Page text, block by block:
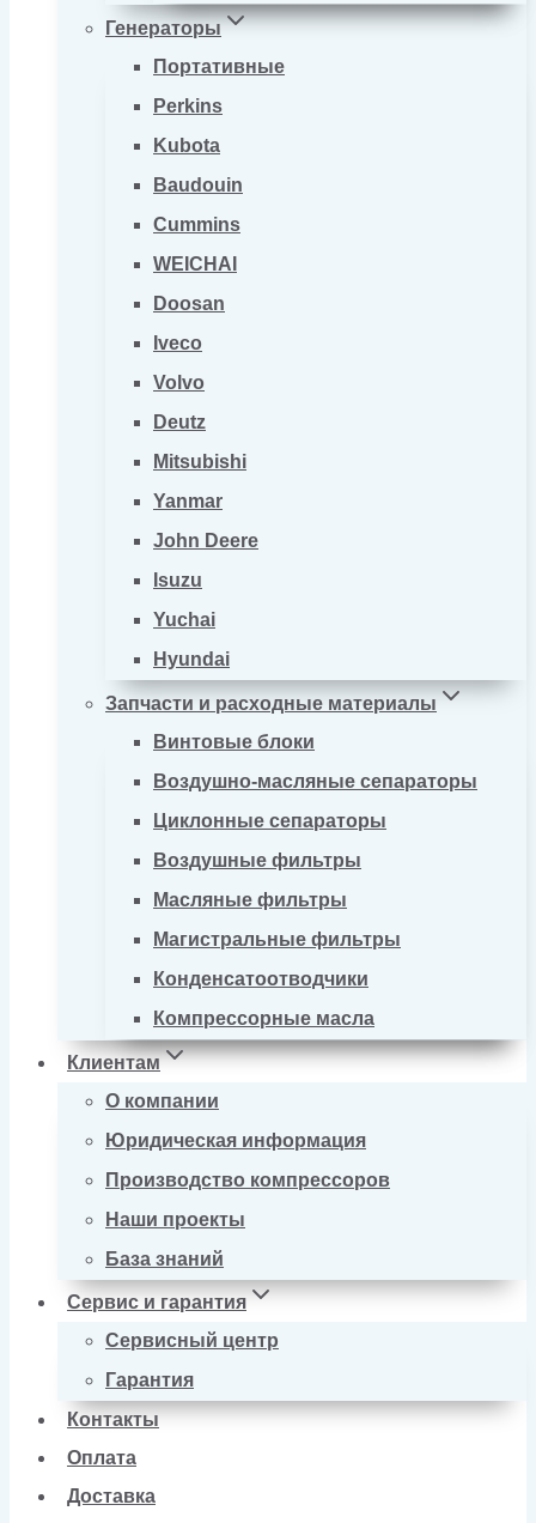
Генераторы
Портативные
Perkins
Kubota
Baudouin
Cummins
WEICHAI
Doosan
Iveco
Volvo
Deutz
Mitsubishi
Yanmar
John Deere
Isuzu
Yuchai
Hyundai
Запчасти и расходные материалы
Винтовые блоки
Воздушно-масляные сепараторы
Циклонные сепараторы
Воздушные фильтры
Масляные фильтры
Магистральные фильтры
Конденсатоотводчики
Компрессорные масла
Клиентам
О компании
Юридическая информация
Производство компрессоров
Наши проекты
База знаний
Сервис и гарантия
Сервисный центр
Гарантия
Контакты
Оплата
Доставка